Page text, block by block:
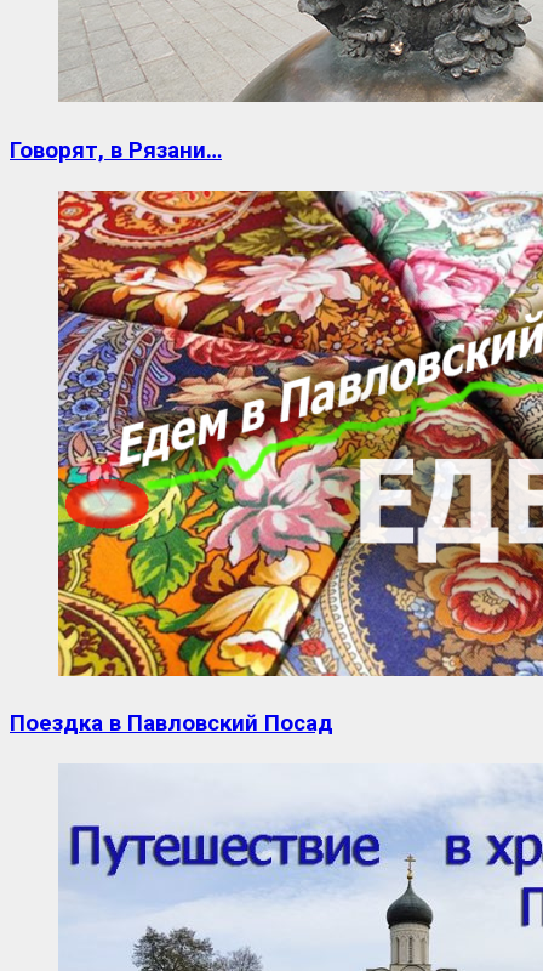
Говорят, в Рязани…
Поездка в Павловский Посад